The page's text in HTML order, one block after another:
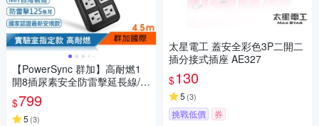
【PowerSync 群加】高耐燃1
開8插尿素安全防雷擊延長線/黑
色/4.5m(TPS318TN0045)
$799
5 (3)
太星電工 蓋安全彩色3P二開二
插分接式插座 AE327
$130
5 (3)
挑戰低價 券